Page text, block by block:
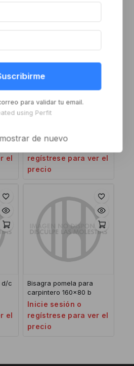
el
carpintero 110×65 hierro
regístrese para ver el
precio
d/c
el
Bisagra pomela para
carpintero 160×80 b
Inicie sesión o
regístrese para ver el
precio
para validar tu email.
using Perfit
de nuevo